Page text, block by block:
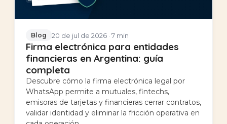
Blog 20 de jul de 2026 · 7 min
Firma electrónica para entidades
financieras en Argentina: guía
completa
Descubre cómo la firma electrónica legal por
WhatsApp permite a mutuales, fintechs,
emisoras de tarjetas y financieras cerrar contratos,
validar identidad y eliminar la fricción operativa en